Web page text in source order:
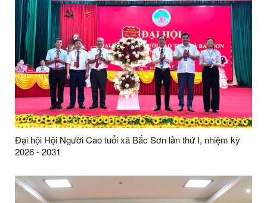
Đại hội Hội Người Cao tuổi xã Bắc Sơn lần thứ I, nhiệm kỳ
2026 - 2031